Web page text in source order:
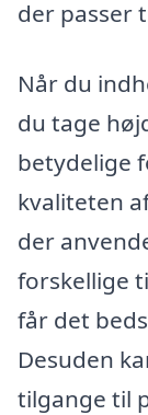
der passer
Når du
du tage
betydelige
kvaliteten
der
forskellige
får det
Desuden
tilgange til